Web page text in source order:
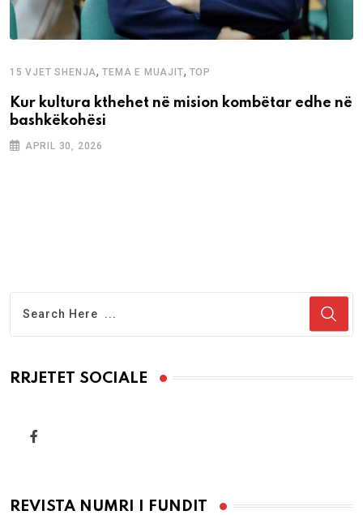
15 VJET SHENJA,TEMA E MUAJIT, TOP
Kur kultura kthehet në mision kombëtar edhe në
bashkëkohësi
APRIL 30, 2026
RRJETET SOCIALE
REVISTA NUMRI I FUNDIT